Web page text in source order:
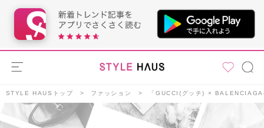
STYLE HAUSトップ ファッション 「GUCCI(グッチ) ×